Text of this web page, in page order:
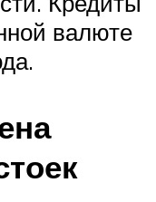
валюте